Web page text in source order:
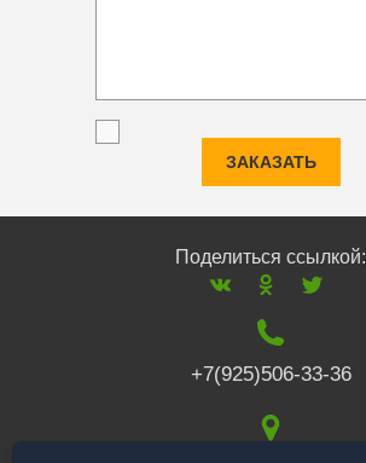
ЗАКАЗАТЬ
Поделиться ссылкой:
+7(925)506-33-36